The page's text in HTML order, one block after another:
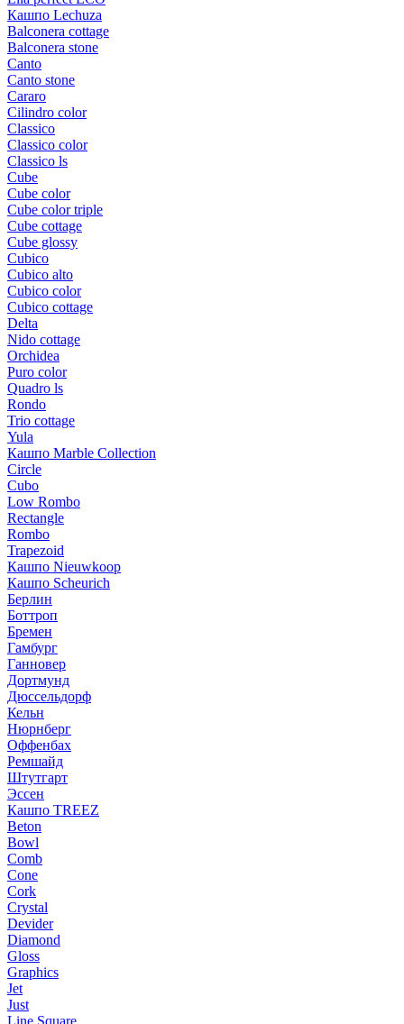
Кашпо Lechuza
Balconera cottage
Balconera stone
Canto
Canto stone
Cararo
Cilindro color
Classico
Classico color
Classico ls
Cube
Cube color
Cube color triple
Cube cottage
Cube glossy
Cubico
Cubico alto
Cubico color
Cubico cottage
Delta
Nido cottage
Orchidea
Puro color
Quadro ls
Rondo
Trio cottage
Yula
Кашпо Marble Collection
Circle
Cubo
Low Rombo
Rectangle
Rombo
Trapezoid
Кашпо Nieuwkoop
Кашпо Scheurich
Берлин
Боттроп
Бремен
Гамбург
Ганновер
Дортмунд
Дюссельдорф
Кельн
Нюрнберг
Оффенбах
Ремшайд
Штутгарт
Эссен
Кашпо TREEZ
Beton
Bowl
Comb
Cone
Cork
Crystal
Devider
Diamond
Gloss
Graphics
Jet
Just
Line Square